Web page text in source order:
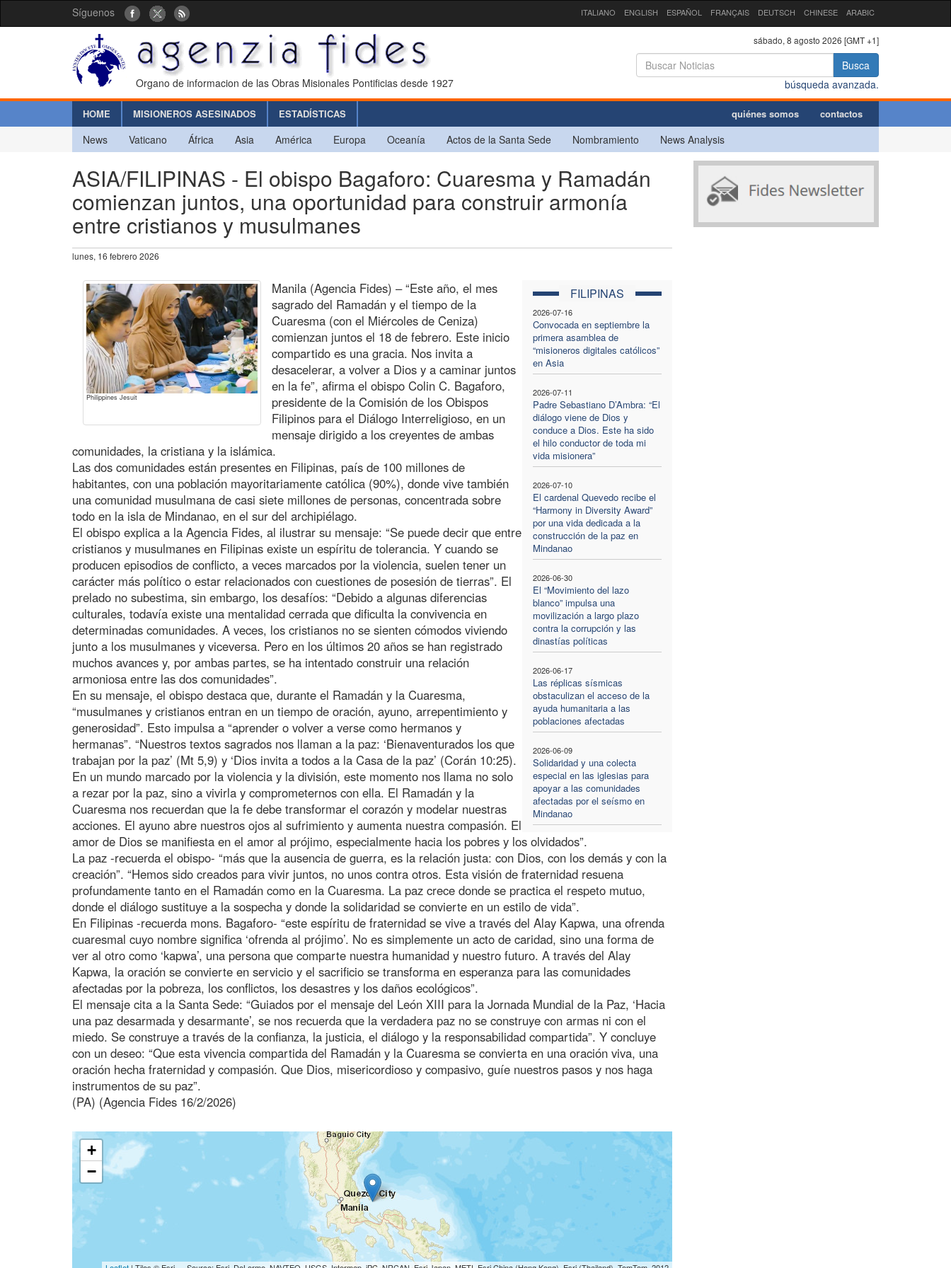
Síguenos ITALIANO ENGLISH ESPAÑOL FRANÇAIS DEUTSCH CHINESE ARABIC
Organo de informacion de las Obras Misionales Pontificias desde 1927
sábado, 8 agosto 2026 [GMT +1]
Busca
búsqueda avanzada.
HOME MISIONEROS ASESINADOS ESTADÍSTICAS quiénes somos contactos
News Vaticano África Asia América Europa Oceanía Actos de la Santa Sede Nombramiento News Analysis
ASIA/FILIPINAS - El obispo Bagaforo: Cuaresma y Ramadán
comienzan juntos, una oportunidad para construir armonía
entre cristianos y musulmanes
lunes, 16 febrero 2026
Philippines Jesuit
FILIPINAS
2026-07-16
Convocada en septiembre la
primera asamblea de
“misioneros digitales católicos”
en Asia
2026-07-11
Padre Sebastiano D’Ambra: “El
diálogo viene de Dios y
conduce a Dios. Este ha sido
el hilo conductor de toda mi
vida misionera”
2026-07-10
El cardenal Quevedo recibe el
“Harmony in Diversity Award”
por una vida dedicada a la
construcción de la paz en
Mindanao
2026-06-30
El “Movimiento del lazo
blanco” impulsa una
movilización a largo plazo
contra la corrupción y las
dinastías políticas
2026-06-17
Las réplicas sísmicas
obstaculizan el acceso de la
ayuda humanitaria a las
poblaciones afectadas
2026-06-09
Solidaridad y una colecta
especial en las iglesias para
apoyar a las comunidades
afectadas por el seísmo en
Mindanao
Manila (Agencia Fides) – “Este año, el mes
sagrado del Ramadán y el tiempo de la
Cuaresma (con el Miércoles de Ceniza)
comienzan juntos el 18 de febrero. Este inicio
compartido es una gracia. Nos invita a
desacelerar, a volver a Dios y a caminar juntos
en la fe”, afirma el obispo Colin C. Bagaforo,
presidente de la Comisión de los Obispos
Filipinos para el Diálogo Interreligioso, en un
mensaje dirigido a los creyentes de ambas
comunidades, la cristiana y la islámica.
Las dos comunidades están presentes en Filipinas, país de 100 millones de
habitantes, con una población mayoritariamente católica (90%), donde vive también
una comunidad musulmana de casi siete millones de personas, concentrada sobre
todo en la isla de Mindanao, en el sur del archipiélago.
El obispo explica a la Agencia Fides, al ilustrar su mensaje: “Se puede decir que entre
cristianos y musulmanes en Filipinas existe un espíritu de tolerancia. Y cuando se
producen episodios de conflicto, a veces marcados por la violencia, suelen tener un
carácter más político o estar relacionados con cuestiones de posesión de tierras”. El
prelado no subestima, sin embargo, los desafíos: “Debido a algunas diferencias
culturales, todavía existe una mentalidad cerrada que dificulta la convivencia en
determinadas comunidades. A veces, los cristianos no se sienten cómodos viviendo
junto a los musulmanes y viceversa. Pero en los últimos 20 años se han registrado
muchos avances y, por ambas partes, se ha intentado construir una relación
armoniosa entre las dos comunidades”.
En su mensaje, el obispo destaca que, durante el Ramadán y la Cuaresma,
“musulmanes y cristianos entran en un tiempo de oración, ayuno, arrepentimiento y
generosidad”. Esto impulsa a “aprender o volver a verse como hermanos y
hermanas”. “Nuestros textos sagrados nos llaman a la paz: ‘Bienaventurados los que
trabajan por la paz’ (Mt 5,9) y ‘Dios invita a todos a la Casa de la paz’ (Corán 10:25).
En un mundo marcado por la violencia y la división, este momento nos llama no solo
a rezar por la paz, sino a vivirla y comprometernos con ella. El Ramadán y la
Cuaresma nos recuerdan que la fe debe transformar el corazón y modelar nuestras
acciones. El ayuno abre nuestros ojos al sufrimiento y aumenta nuestra compasión. El
amor de Dios se manifiesta en el amor al prójimo, especialmente hacia los pobres y los olvidados”.
La paz -recuerda el obispo- “más que la ausencia de guerra, es la relación justa: con Dios, con los demás y con la
creación”. “Hemos sido creados para vivir juntos, no unos contra otros. Esta visión de fraternidad resuena
profundamente tanto en el Ramadán como en la Cuaresma. La paz crece donde se practica el respeto mutuo,
donde el diálogo sustituye a la sospecha y donde la solidaridad se convierte en un estilo de vida”.
En Filipinas -recuerda mons. Bagaforo- “este espíritu de fraternidad se vive a través del Alay Kapwa, una ofrenda
cuaresmal cuyo nombre significa ‘ofrenda al prójimo’. No es simplemente un acto de caridad, sino una forma de
ver al otro como ‘kapwa’, una persona que comparte nuestra humanidad y nuestro futuro. A través del Alay
Kapwa, la oración se convierte en servicio y el sacrificio se transforma en esperanza para las comunidades
afectadas por la pobreza, los conflictos, los desastres y los daños ecológicos”.
El mensaje cita a la Santa Sede: “Guiados por el mensaje del León XIII para la Jornada Mundial de la Paz, ‘Hacia
una paz desarmada y desarmante’, se nos recuerda que la verdadera paz no se construye con armas ni con el
miedo. Se construye a través de la confianza, la justicia, el diálogo y la responsabilidad compartida”. Y concluye
con un deseo: “Que esta vivencia compartida del Ramadán y la Cuaresma se convierta en una oración viva, una
oración hecha fraternidad y compasión. Que Dios, misericordioso y compasivo, guíe nuestros pasos y nos haga
instrumentos de su paz”.
(PA) (Agencia Fides 16/2/2026)
+
−